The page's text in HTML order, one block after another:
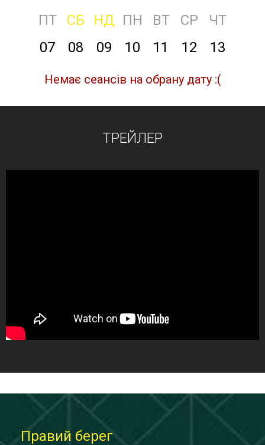
ПТ СБ НД ПН ВТ СР
ЧТ
07
08 09 10 11 12 13
Немає сеансів на обрану дату :(
ТРЕЙЛЕР
Правий берег